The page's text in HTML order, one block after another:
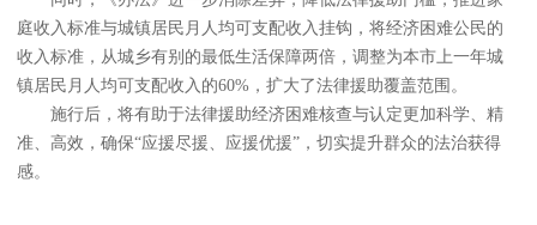
庭收入标准与城镇居民月人均可支配收入挂钩，将经济困难公民的
收入标准，从城乡有别的最低生活保障两倍，调整为本市上一年城
镇居民月人均可支配收入的60%，扩大了法律援助覆盖范围。
施行后，将有助于法律援助经济困难核查与认定更加科学、精
准、高效，确保“应援尽援、应援优援”，切实提升群众的法治获得
感。